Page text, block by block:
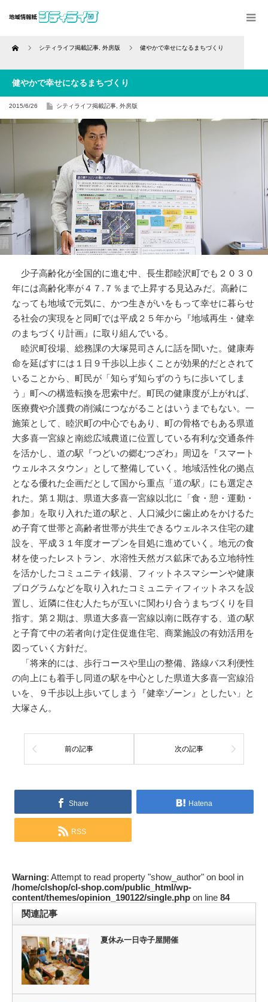
Home シティライフ掲載記事 外房版 健やかで幸せになるまちづくり
健やかで幸せになるまちづくり
2015/6/26 シティライフ掲載記事 外房版
少子高齢化が全国的に進む中、長生郡睦沢町でも２０３０
年には高齢化率が４７.７％まで上昇する見込みだ。高齢に
なっても地域で元気に、かつ生きがいをもって幸せに暮らせ
る社会の実現をと同町では平成２５年から『地域再生・健幸
のまちづくり計画』に取り組んでいる。
睦沢町役場、総務課の大塚晃司さんに話を聞いた。健康寿
命を延ばすには１日９千歩以上歩くことが効果的だとされて
いることから、町民が「知らず知らずのうちに歩いてしま
う」町への構造転換を思索中だ。町民の健康度が上がれば、
医療費や介護費の削減につながることはいうまでもない。一
施策として、睦沢町の中心でもあり、町の骨格でもある県道
大多喜一宮線と南総広域農道に位置している有利な交通条件
を活かし、道の駅『つどいの郷むつざわ』周辺を『スマート
ウェルネスタウン』として整備していく。地域活性化の拠点
となる優れた企画だとして国から重点「道の駅」にも選定さ
れた。第１期は、県道大多喜一宮線以北に「食・憩・運動・
参加」を取り入れた道の駅と、人口減少に歯止めをかけるた
め子育て世帯と高齢者世帯が共生できるウェルネス住宅の建
設を、平成３１年度オープンを目処に進めていく。地元の食
材を使ったレストラン、水溶性天然ガス鉱床である立地特性
を活かしたコミュニティ銭湯、フィットネスマシーンや健康
プログラムなどを取り入れたコミュニティフィットネスを設
置し、近隣に住む人たちが互いに関わり合うまちづくりを目
指す。第２期は、県道大多喜一宮線以南に既存する、道の駅
と子育て中の若者向け定住促進住宅、商業施設の有効活用を
図っていく方針だ。
「将来的には、歩行コースや里山の整備、路線バス利便性
の向上にも着手し同道の駅を中心とした県道大多喜一宮線沿
いを、９千歩以上歩いてしまう『健幸ゾーン』としたい」と
大塚さん。
前の記事 次の記事
Share Hatena
RSS
Warning: Attempt to read property "show_author" on bool in
/home/clshop/cl-shop.com/public_html/wp-
content/themes/opinion_190122/single.php on line 84
関連記事
夏休み一日寺子屋開催